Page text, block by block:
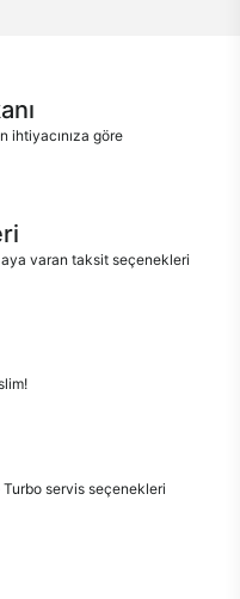
ihtiyacınıza göre
aya varan taksit seçenekleri
servis seçenekleri